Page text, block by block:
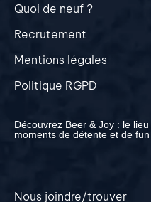
Quoi de neuf ?
Recrutement
Mentions légales
Politique RGPD
Découvrez Beer & Joy : le
moments de détente et de
Nous joindre/trouver